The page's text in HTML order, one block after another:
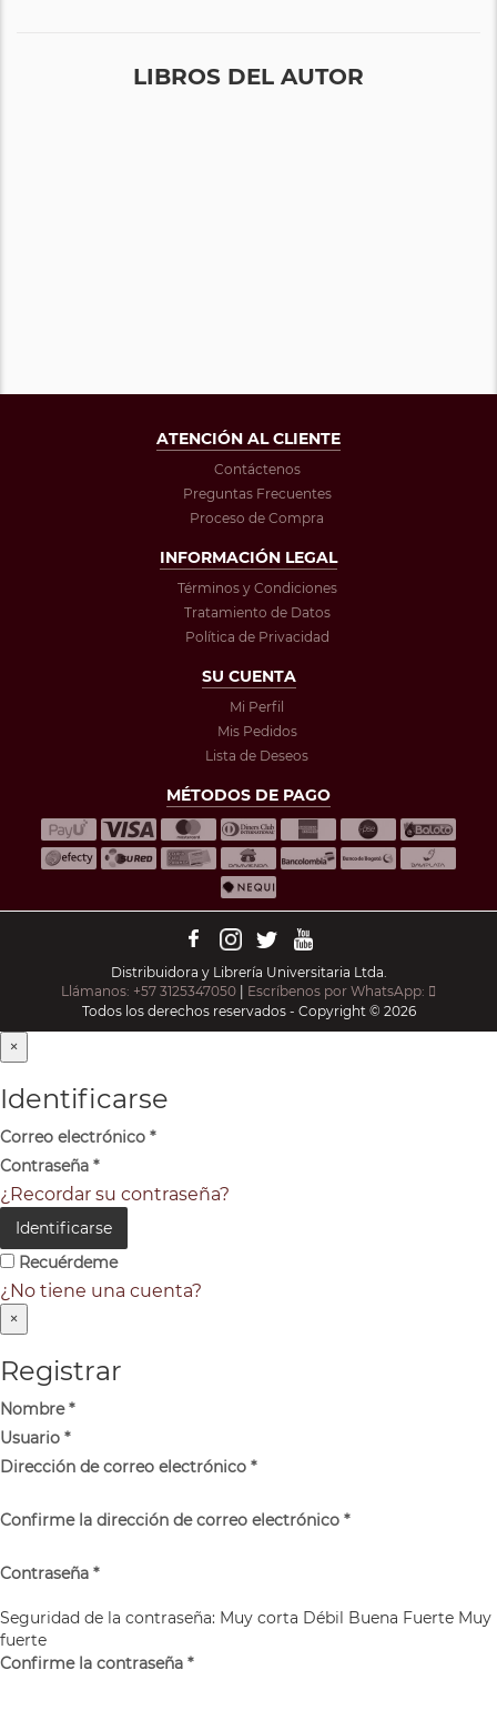
LIBROS DEL AUTOR
ATENCIÓN AL CLIENTE
Contáctenos
Preguntas Frecuentes
Proceso de Compra
INFORMACIÓN LEGAL
Términos y Condiciones
Tratamiento de Datos
Política de Privacidad
SU CUENTA
Mi Perfil
Mis Pedidos
Lista de Deseos
MÉTODOS DE PAGO
Distribuidora y Librería Universitaria Ltda.
Llámanos: +57 3125347050 | Escríbenos por WhatsApp:
Todos los derechos reservados - Copyright © 2026
×
Identificarse
Correo electrónico *
Contraseña *
¿Recordar su contraseña?
Identificarse
Recuérdeme
¿No tiene una cuenta?
×
Registrar
Nombre*
Usuario *
Dirección de correo electrónico *
Confirme la dirección de correo electrónico *
Contraseña *
Seguridad de la contraseña: Muy corta Débil Buena Fuerte Muy
fuerte
Confirme la contraseña *